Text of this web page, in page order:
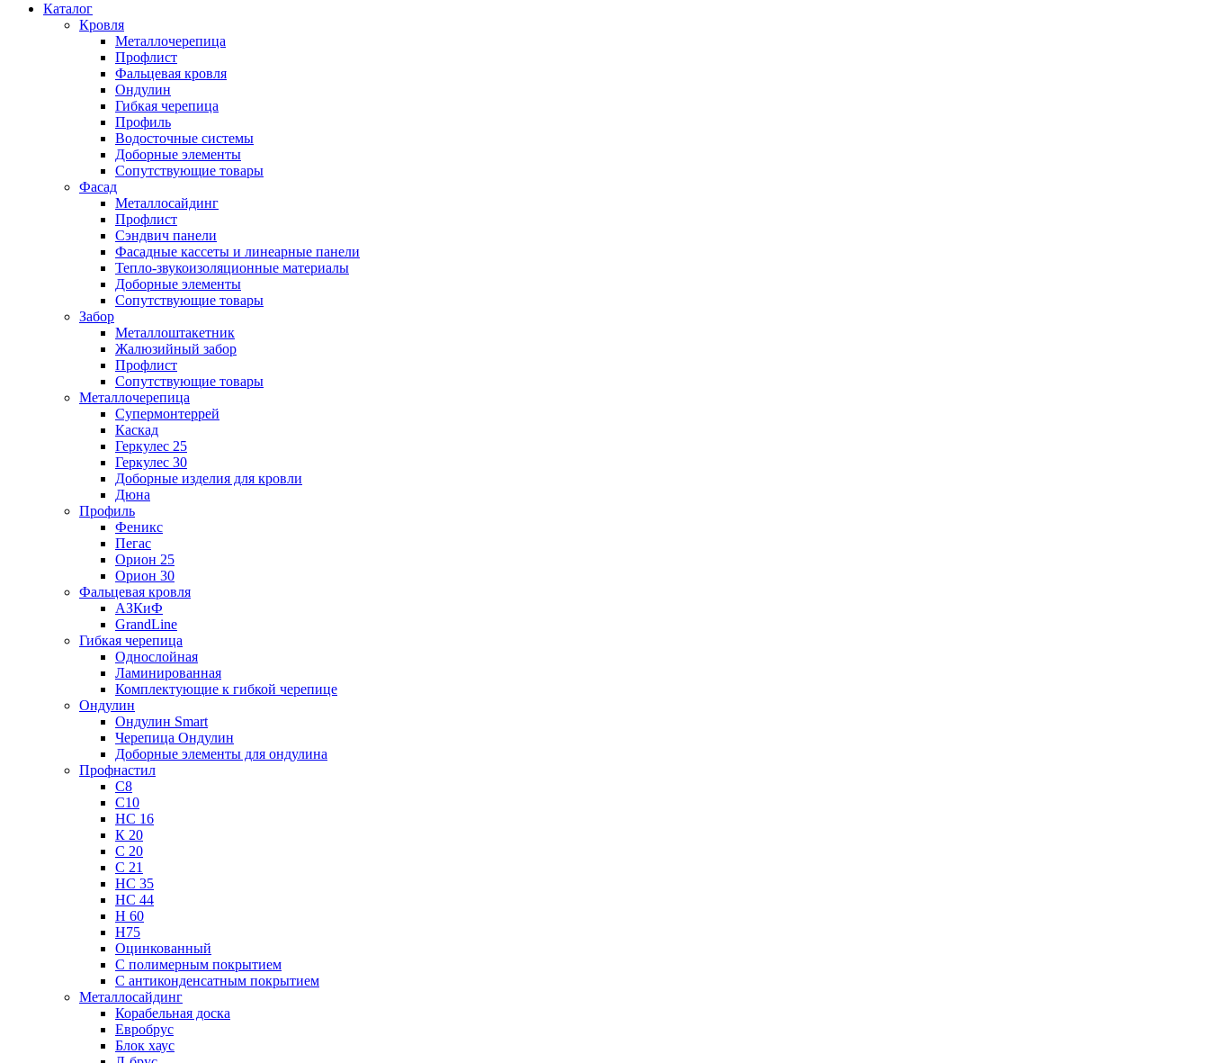
Каталог
Кровля
Металлочерепица
Профлист
Фальцевая кровля
Ондулин
Гибкая черепица
Профиль
Водосточные системы
Доборные элементы
Сопутствующие товары
Фасад
Металлосайдинг
Профлист
Сэндвич панели
Фасадные кассеты и линеарные панели
Тепло-звукоизоляционные материалы
Доборные элементы
Сопутствующие товары
Забор
Металлоштакетник
Жалюзийный забор
Профлист
Сопутствующие товары
Металлочерепица
Супермонтеррей
Каскад
Геркулес 25
Геркулес 30
Доборные изделия для кровли
Дюна
Профиль
Феникс
Пегас
Орион 25
Орион 30
Фальцевая кровля
АЗКиФ
GrandLine
Гибкая черепица
Однослойная
Ламинированная
Комплектующие к гибкой черепице
Ондулин
Ондулин Smart
Черепица Ондулин
Доборные элементы для ондулина
Профнастил
С8
С10
НС 16
К 20
С 20
С 21
НС 35
НС 44
Н 60
Н75
Оцинкованный
С полимерным покрытием
С антиконденсатным покрытием
Металлосайдинг
Корабельная доска
Евробрус
Блок хаус